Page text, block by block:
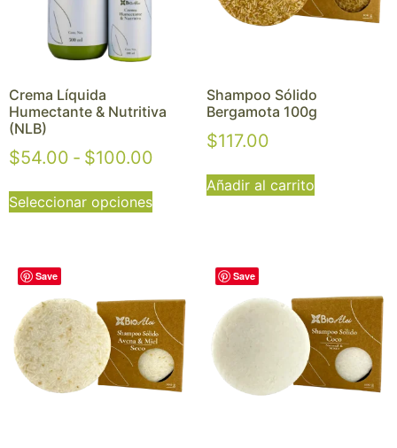
Crema Líquida
Humectante & Nutritiva
(NLB)
$54.00 - $100.00
Seleccionar opciones
Shampoo Sólido
Bergamota 100g
$117.00
Añadir al carrito
Save Save